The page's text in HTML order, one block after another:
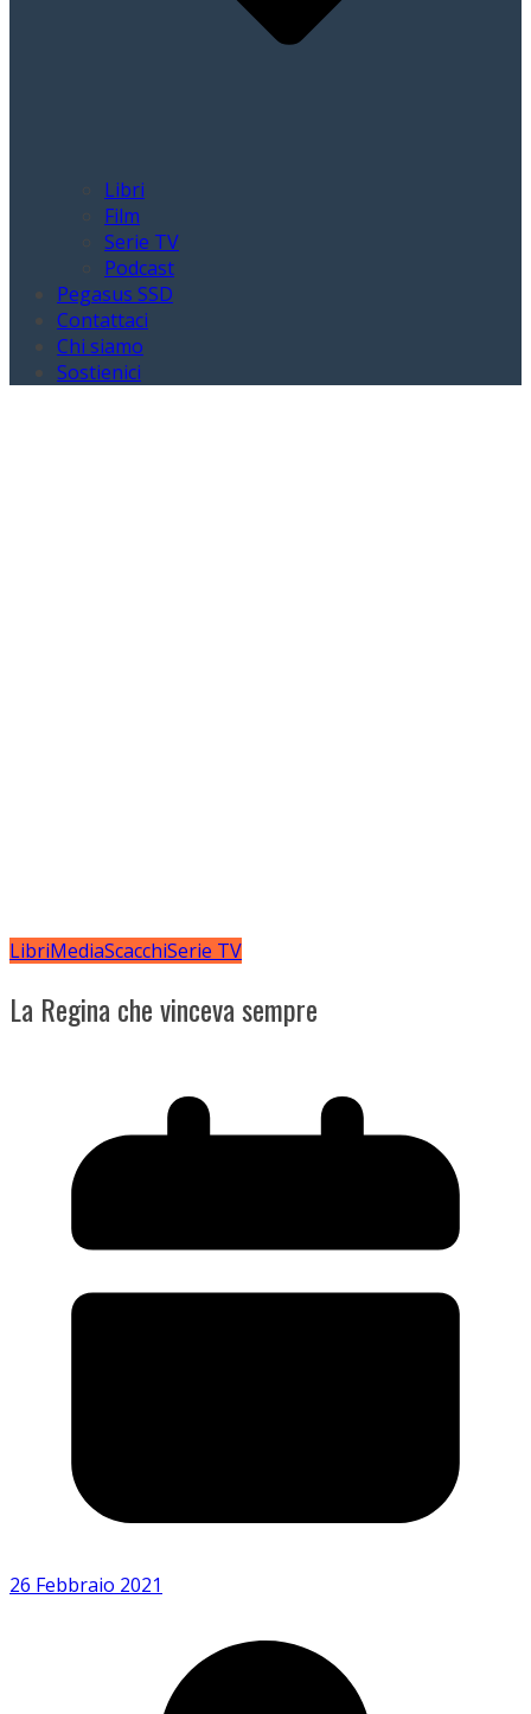
Libri
Film
Serie TV
Podcast
Pegasus SSD
Contattaci
Chi siamo
Sostienici
LibriMediaScacchiSerie TV
La Regina che vinceva sempre
26 Febbraio 2021